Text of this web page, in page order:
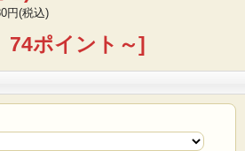
円(税込)
ポイント～]